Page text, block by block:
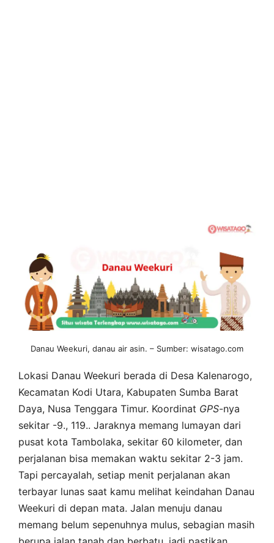
Danau Weekuri, danau air asin. – Sumber: wisatago.com
Lokasi Danau Weekuri berada di Desa Kalenarogo,
Kecamatan Kodi Utara, Kabupaten Sumba Barat
Daya, Nusa Tenggara Timur. Koordinat GPS-nya
sekitar -9., 119.. Jaraknya memang lumayan dari
pusat kota Tambolaka, sekitar 60 kilometer, dan
perjalanan bisa memakan waktu sekitar 2-3 jam.
Tapi percayalah, setiap menit perjalanan akan
terbayar lunas saat kamu melihat keindahan Danau
Weekuri di depan mata. Jalan menuju danau
memang belum sepenuhnya mulus, sebagian masih